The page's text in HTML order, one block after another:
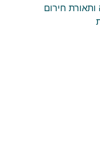
ותאורת חירום